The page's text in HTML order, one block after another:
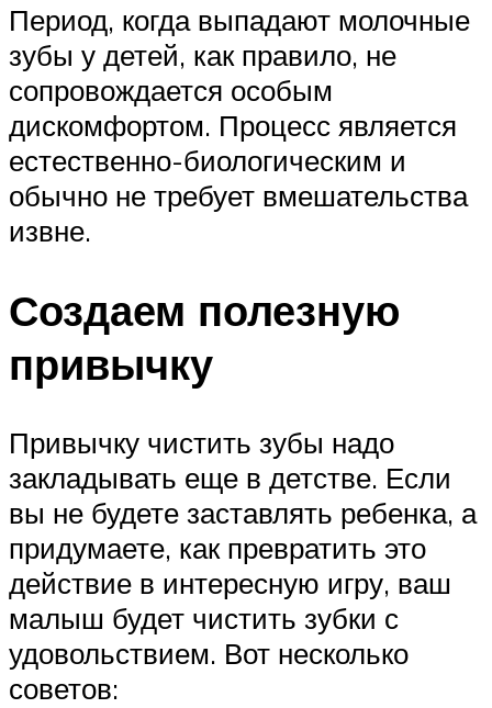
Период, когда выпадают молочные
зубы у детей, как правило, не
сопровождается особым
дискомфортом. Процесс является
естественно-биологическим и
обычно не требует вмешательства
извне.
Создаем полезную
привычку
Привычку чистить зубы надо
закладывать еще в детстве. Если
вы не будете заставлять ребенка, а
придумаете, как превратить это
действие в интересную игру, ваш
малыш будет чистить зубки с
удовольствием. Вот несколько
советов: